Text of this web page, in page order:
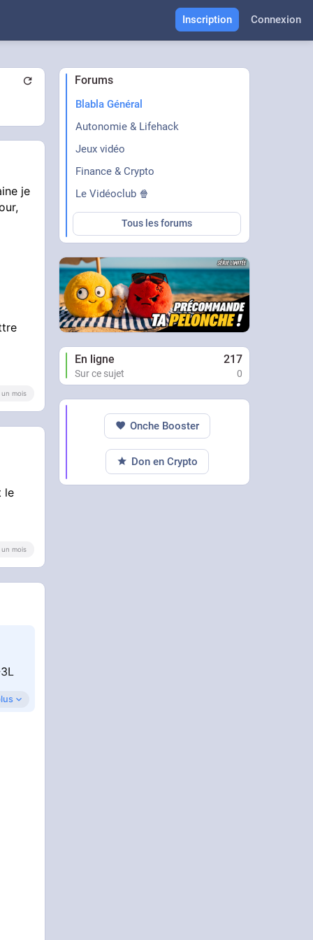
Inscription Connexion
je
un mois
le
un mois
Forums
Blabla Général
Autonomie & Lifehack
Jeux vidéo
Finance & Crypto
Le Vidéoclub 🍿
Tous les forums
En ligne 217
Sur ce sujet 0
Onche Booster
Don en Crypto